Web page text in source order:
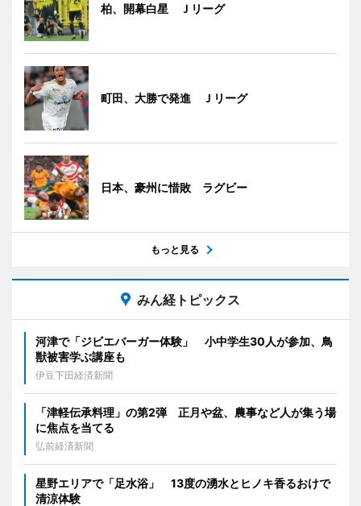
柏、開幕白星 Ｊリーグ
町田、大勝で発進 Ｊリーグ
日本、豪州に惜敗 ラグビー
もっと見る
みん経トピックス
河津で「ジビエバーガー体験」 小中学生30人が参加、鳥
獣被害学ぶ講座も
伊豆下田経済新聞
「津軽伝承料理」の第2弾 正月や盆、農事など人が集う場
に焦点を当てる
弘前経済新聞
星野エリアで「足水浴」 13度の湧水とヒノキ香るおけで
清涼体験